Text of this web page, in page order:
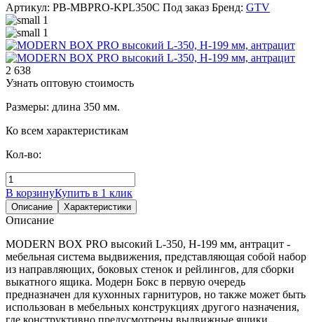
Артикул: PB-MBPRO-KPL350C Под заказ Бренд: GTV
2 638
Узнать оптовую стоимость
Размеры: длина 350 мм.
Ко всем характеристикам
Кол-во:
В корзинуКупить в 1 клик
Описание Характеристики
Описание
MODERN BOX PRO высокий L-350, H-199 мм, антрацит -
мебельная система выдвижения, представляющая собой набор
из направляющих, боковых стенок и рейлингов, для сборки
выкатного ящика. Модерн Бокс в первую очередь
предназначен для кухонных гарнитуров, но также может быть
использован в мебельных конструкциях другого назначения,
где конструктивно предусмотрены выдвижные ящики.